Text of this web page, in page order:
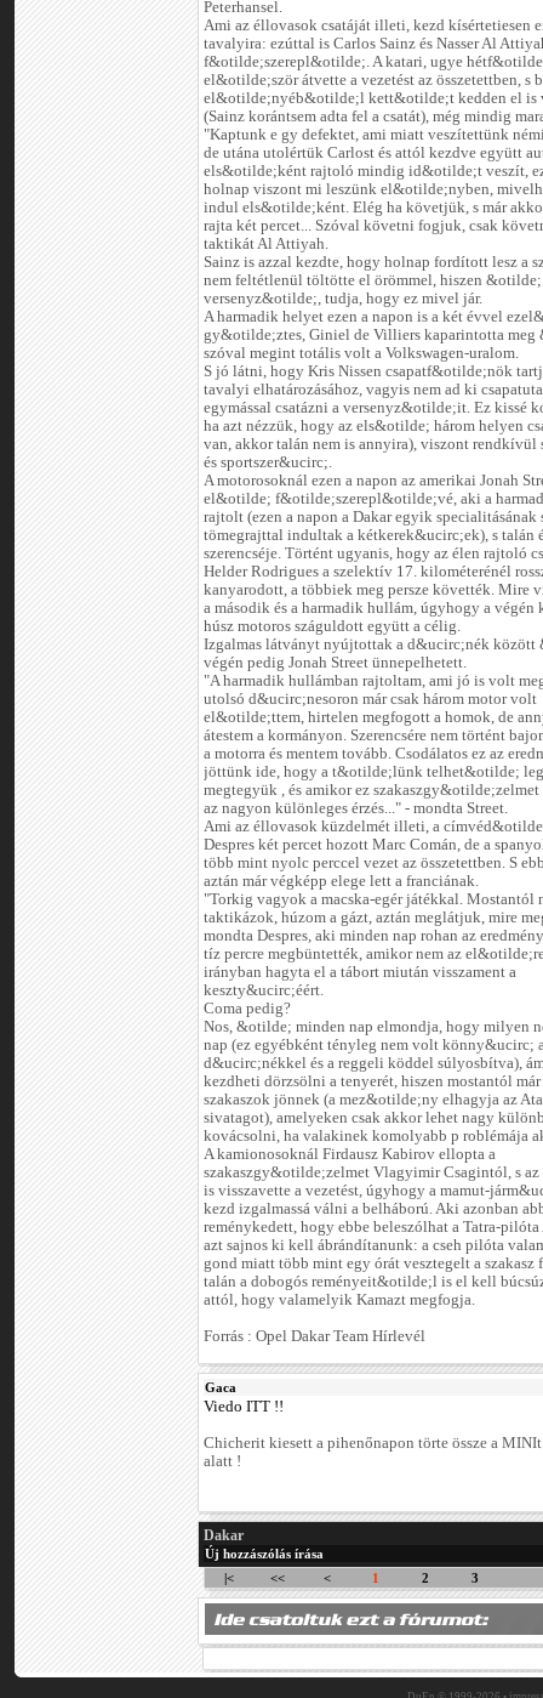
Peterhansel.
Ami az éllovasok csatáját illeti, kezd kísértetiesen
tavalyira: ezúttal is Carlos Sainz és Nasser Al
f&otilde;szerepl&otilde;. A katari, ugye
el&otilde;ször átvette a vezetést az összetettben, s
el&otilde;nyéb&otilde;l kett&otilde;t kedden el is
(Sainz korántsem adta fel a csatát), még mindig
"Kaptunk e gy defektet, ami miatt veszítettünk
de utána utolértük Carlost és attól kezdve együtt
els&otilde;ként rajtoló mindig id&otilde;t veszít,
holnap viszont mi leszünk el&otilde;nyben,
indul els&otilde;ként. Elég ha követjük, s már
rajta két percet... Szóval követni fogjuk, csak
taktikát Al Attiyah.
Sainz is azzal kezdte, hogy holnap fordított lesz a
nem feltétlenül töltötte el örömmel, hiszen
versenyz&otilde;, tudja, hogy ez mivel jár.
A harmadik helyet ezen a napon is a két évvel
gy&otilde;ztes, Giniel de Villiers kaparintotta meg
szóval megint totális volt a Volkswagen-uralom.
S jó látni, hogy Kris Nissen csapatf&otilde;nök
tavalyi elhatározásához, vagyis nem ad ki
egymással csatázni a versenyz&otilde;it. Ez kissé
ha azt nézzük, hogy az els&otilde; három helyen
van, akkor talán nem is annyira), viszont rendkívül
és sportszer&ucirc;.
A motorosoknál ezen a napon az amerikai Jonah
el&otilde; f&otilde;szerepl&otilde;vé, aki a
rajtolt (ezen a napon a Dakar egyik specialitásának
tömegrajttal indultak a kétkerek&ucirc;ek), s talán
szerencséje. Történt ugyanis, hogy az élen rajtoló
Helder Rodrigues a szelektív 17. kilométerénél
kanyarodott, a többiek meg persze követték. Mire
a második és a harmadik hullám, úgyhogy a
húsz motoros száguldott együtt a célig.
Izgalmas látványt nyújtottak a d&ucirc;nék között
végén pedig Jonah Street ünnepelhetett.
"A harmadik hullámban rajtoltam, ami jó is volt
utolsó d&ucirc;nesoron már csak három motor volt
el&otilde;ttem, hirtelen megfogott a homok, de
átestem a kormányon. Szerencsére nem történt
a motorra és mentem tovább. Csodálatos ez az
jöttünk ide, hogy a t&otilde;lünk telhet&otilde;
megtegyük , és amikor ez szakaszgy&otilde;zelmet
az nagyon különleges érzés..." - mondta Street.
Ami az éllovasok küzdelmét illeti, a
Despres két percet hozott Marc Comán, de a
több mint nyolc perccel vezet az összetettben. S
aztán már végképp elege lett a franciának.
"Torkig vagyok a macska-egér játékkal. Mostantól
taktikázok, húzom a gázt, aztán meglátjuk, mire
mondta Despres, aki minden nap rohan az
tíz percre megbüntették, amikor nem az
irányban hagyta el a tábort miután visszament a
keszty&ucirc;éért.
Coma pedig?
Nos, &otilde; minden nap elmondja, hogy milyen
nap (ez egyébként tényleg nem volt könny&ucirc;
d&ucirc;nékkel és a reggeli köddel súlyosbítva),
kezdheti dörzsölni a tenyerét, hiszen mostantól
szakaszok jönnek (a mez&otilde;ny elhagyja az
sivatagot), amelyeken csak akkor lehet nagy
kovácsolni, ha valakinek komolyabb p roblémája
A kamionosoknál Firdausz Kabirov ellopta a
szakaszgy&otilde;zelmet Vlagyimir Csagintól, s az
is visszavette a vezetést, úgyhogy a mamut-
kezd izgalmassá válni a belháború. Aki azonban
reménykedett, hogy ebbe beleszólhat a Tatra-
azt sajnos ki kell ábrándítanunk: a cseh pilóta
gond miatt több mint egy órát vesztegelt a szakasz
talán a dobogós reményeit&otilde;l is el kell
attól, hogy valamelyik Kamazt megfogja.
Forrás : Opel Dakar Team Hírlevél
Gaca
Viedo ITT !!
Chicherit kiesett a pihenőnapon törte össze a
alatt !
Dakar
Új hozzászólás írása
|<
<< < 1 2 3